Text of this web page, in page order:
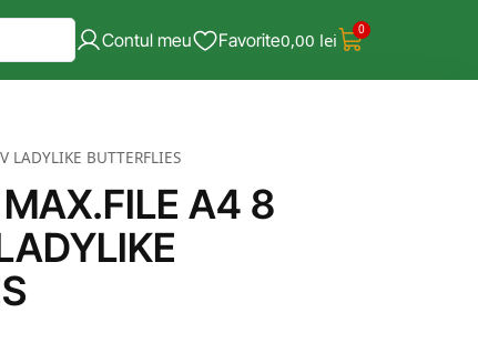
Contul meu Favorite0,00 lei 0
BUTTERFLIES
A4 8